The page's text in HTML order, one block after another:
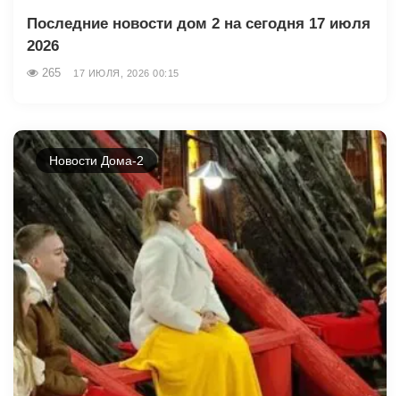
Последние новости дом 2 на сегодня 17 июля
2026
265 17 ИЮЛЯ, 2026 00:15
Новости Дома-2